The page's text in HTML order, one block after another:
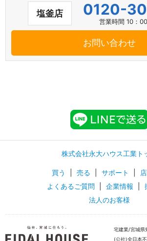
塩釜店 0120-
営業時間 10：
お問い合わせ
株式会社永大ハウス工業ト
買う 売る サポート
よくあるご質問
企業情報
法人のお客様
宅建業/宮城県
(公社)全日本